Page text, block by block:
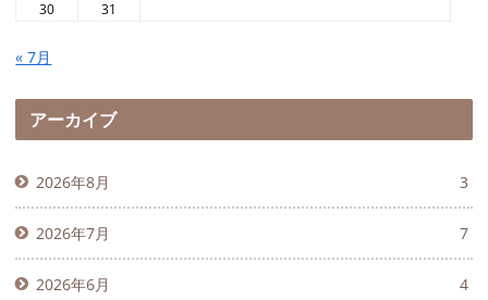
30
31
« 7月
アーカイブ
2026年8月 3
2026年7月 7
2026年6月 4